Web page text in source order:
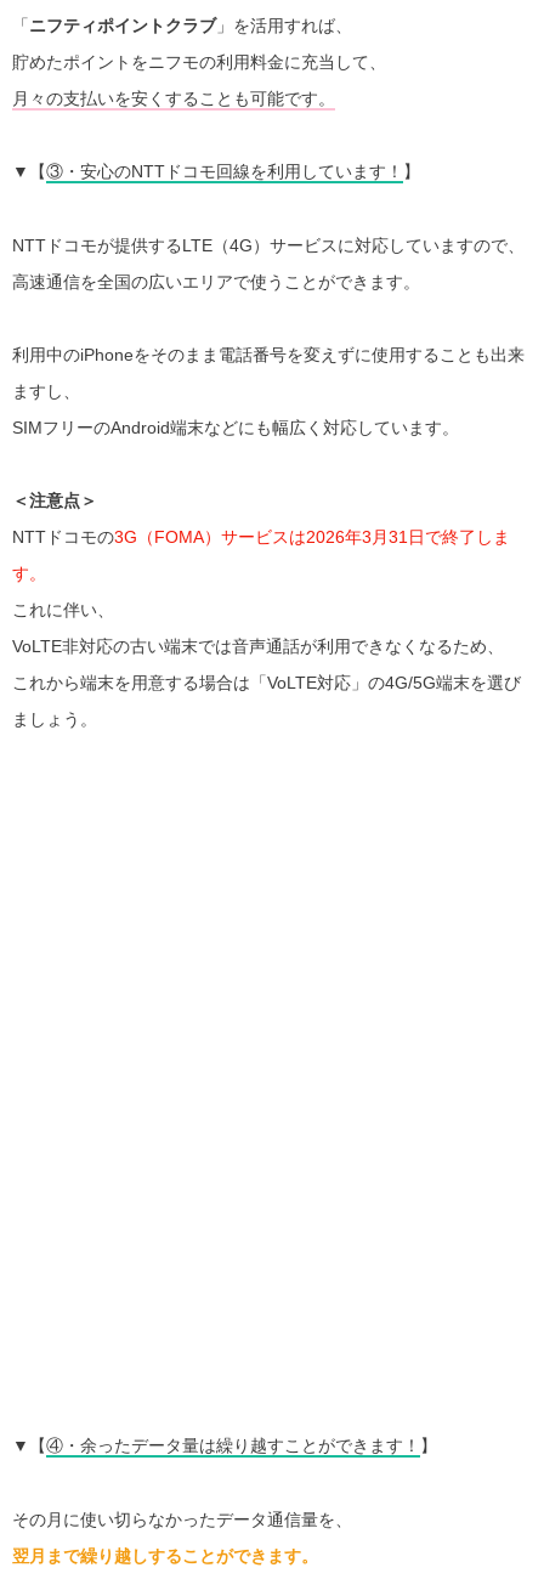
「ニフティポイントクラブ」を活用すれば、
貯めたポイントをニフモの利用料金に充当して、
月々の支払いを安くすることも可能です。
▼【③・安心のNTTドコモ回線を利用しています！ 】
NTTドコモが提供するLTE（4G）サービスに対応していますので、
高速通信を全国の広いエリアで使うことができます。
利用中のiPhoneをそのまま電話番号を変えずに使用することも出来
ますし、
SIMフリーのAndroid端末などにも幅広く対応しています。
＜注意点＞
NTTドコモの3G（FOMA）サービスは2026年3月31日で終了しま
す。
これに伴い、
VoLTE非対応の古い端末では音声通話が利用できなくなるため、
これから端末を用意する場合は「VoLTE対応」の4G/5G端末を選び
ましょう。
▼【④・余ったデータ量は繰り越すことができます！ 】
その月に使い切らなかったデータ通信量を、
翌月まで繰り越しすることができます。